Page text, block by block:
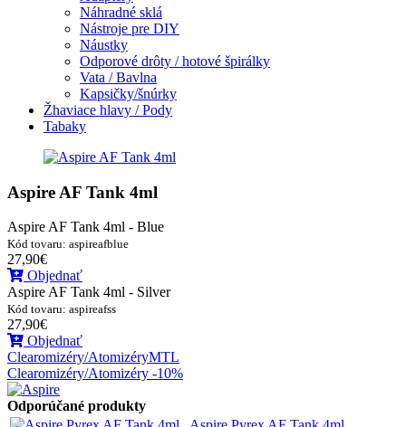
Náhradné sklá
Nástroje pre DIY
Náustky
Odporové drôty / hotové špirálky
Vata / Bavlna
Kapsičky/šnúrky
Žhaviace hlavy / Pody
Tabaky
Aspire AF Tank 4ml
Aspire AF Tank 4ml - Blue
Kód tovaru: aspireafblue
27,90€
Objednať
Aspire AF Tank 4ml - Silver
Kód tovaru: aspireafss
27,90€
Objednať
Clearomizéry/AtomizéryMTL
Clearomizéry/Atomizéry -10%
Odporúčané produkty